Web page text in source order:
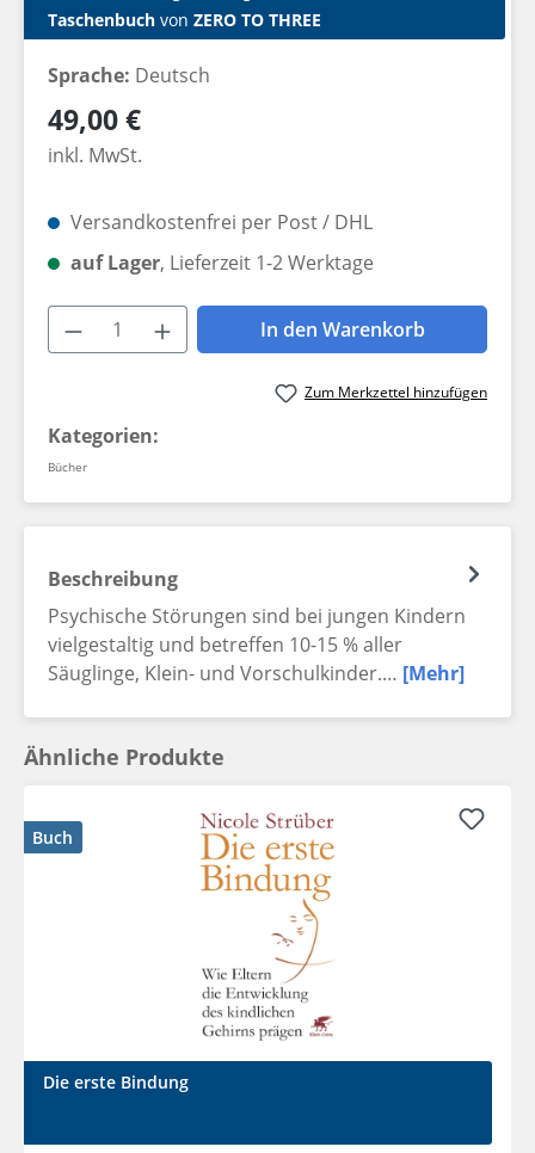
Taschenbuch von ZERO TO THREE
Sprache: Deutsch
Regulärer Preis:
49,00 €
inkl. MwSt.
Versandkostenfrei per Post / DHL
auf Lager, Lieferzeit 1-2 Werktage
Produkt Anzahl: Gib den
In den Warenkorb
Zum Merkzettel hinzufügen
Kategorien:
Bücher
Beschreibung
Psychische Störungen sind bei jungen Kindern
vielgestaltig und betreffen 10-15 % aller
Säuglinge, Klein- und Vorschulkinder.… [Mehr]
Ähnliche Produkte
Buch
Die erste Bindung